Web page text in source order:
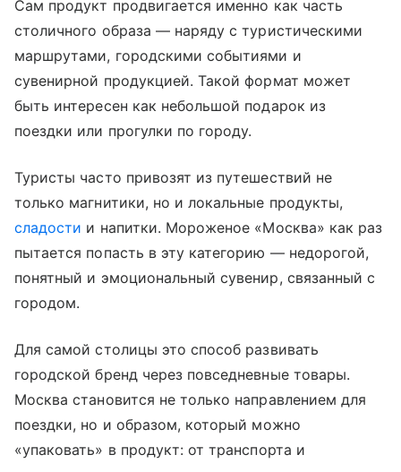
Сам продукт продвигается именно как часть
столичного образа — наряду с туристическими
маршрутами, городскими событиями и
сувенирной продукцией. Такой формат может
быть интересен как небольшой подарок из
поездки или прогулки по городу.
Туристы часто привозят из путешествий не
только магнитики, но и локальные продукты,
сладости и напитки. Мороженое «Москва» как раз
пытается попасть в эту категорию — недорогой,
понятный и эмоциональный сувенир, связанный с
городом.
Для самой столицы это способ развивать
городской бренд через повседневные товары.
Москва становится не только направлением для
поездки, но и образом, который можно
«упаковать» в продукт: от транспорта и